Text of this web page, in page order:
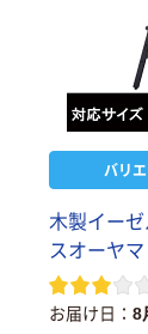
バリエ
木製イー
スオーヤマ
お届け日 8